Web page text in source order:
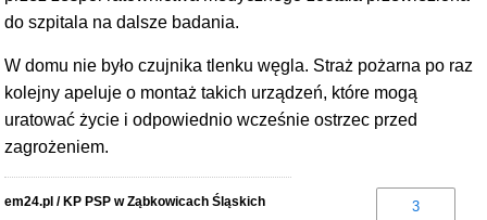
do szpitala na dalsze badania.
W domu nie było czujnika tlenku węgla. Straż pożarna po raz
kolejny apeluje o montaż takich urządzeń, które mogą
uratować życie i odpowiednio wcześnie ostrzec przed
zagrożeniem.
em24.pl / KP PSP w Ząbkowicach Śląskich 3